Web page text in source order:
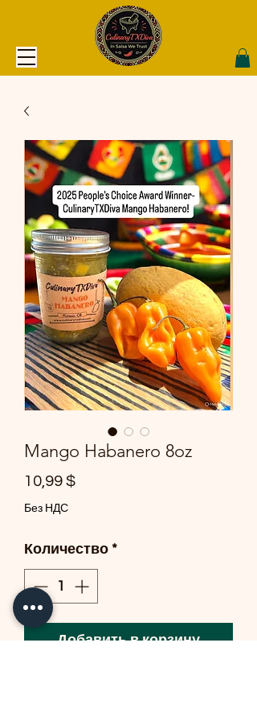
Mango Habanero 8oz
10,99 $Цена
Без НДС
Количество *
Добавить в корзину